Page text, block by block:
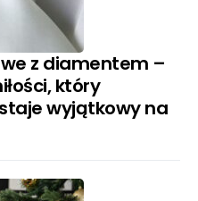
z diamentem –
który
wyjątkowy na